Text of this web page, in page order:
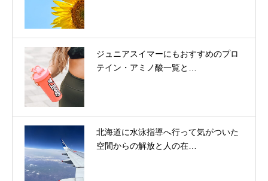
ジュニアスイマーにもおすすめのプロ
テイン・アミノ酸一覧と…
北海道に水泳指導へ行って気がついた
空間からの解放と人の在…